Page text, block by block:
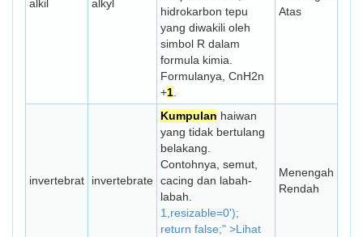
alkil alkyl
hidrokarbon tepu
yang diwakili oleh
simbol R dalam
formula kimia.
Formulanya, CnH2n
+1
Atas
invertebrat invertebrate
Kumpulan haiwan
yang tidak bertulang
belakang.
Contohnya, semut,
cacing dan labah-
labah.
1,resizable=0');
return false;" >Lihat
Menengah
Rendah